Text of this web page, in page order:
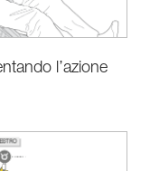
l’azione